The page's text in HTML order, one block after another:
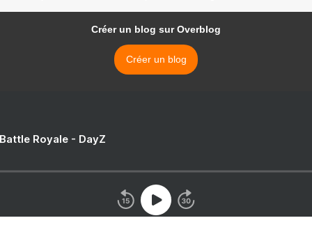
Créer un blog sur Overblog
Créer un blog
Royale - DayZ